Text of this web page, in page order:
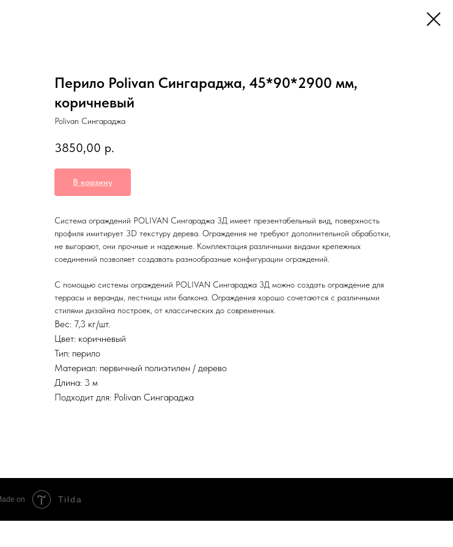
Перило Polivan Сингараджа, 45*90*2900 мм,
коричневый
Polivan Сингараджа
3850,00 р.
В корзину
Система ограждений POLIVAN Сингараджа 3Д имеет презентабельный вид, поверхность
профиля имитирует 3D текстуру дерева. Ограждения не требуют дополнительной обработки,
не выгорают, они прочные и надежные. Комплектация различными видами крепежных
соединений позволяет создавать разнообразные конфигурации ограждений.
С помощью системы ограждений POLIVAN Сингараджа 3Д можно создать ограждение для
террасы и веранды, лестницы или балкона. Ограждения хорошо сочетаются с различными
стилями дизайна построек, от классических до современных.
Вес: 7,3 кг/шт.
Цвет: коричневый
Тип: перило
Материал: первичный полиэтилен / дерево
Длина: 3 м
Подходит для: Polivan Сингараджа
on Tilda